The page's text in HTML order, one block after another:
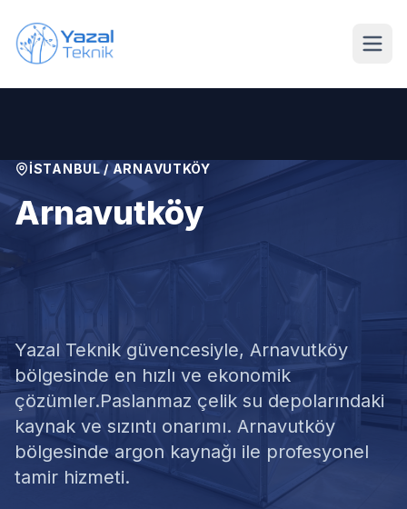
İSTANBUL/ ARNAVUTKÖY
Arnavutköy
Paslanmaz Su Deposu
Tamiri
Yazal Teknik güvencesiyle, Arnavutköy
bölgesinde en hızlı ve ekonomik
çözümler.Paslanmaz çelik su depolarındaki
kaynak ve sızıntı onarımı. Arnavutköy
bölgesinde argon kaynağı ile profesyonel
tamir hizmeti.